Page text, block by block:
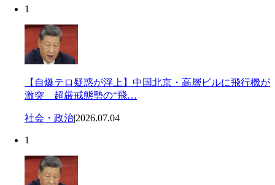
1
【自爆テロ疑惑が浮上】中国北京・高層ビルに飛行機が
激突 超厳戒態勢の“飛…
社会・政治|2026.07.04
1